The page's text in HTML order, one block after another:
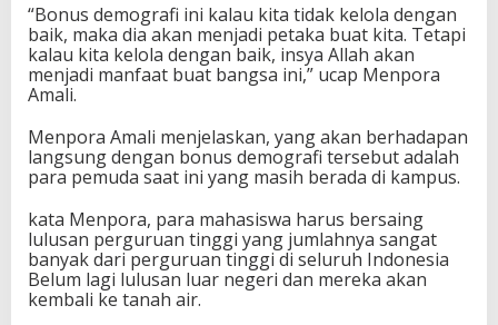
K
e
w
i
u
s
a
a
a
n
P
e
“Bonus demografi ini kalau kita tidak kelola dengan
baik, maka dia akan menjadi petaka buat kita. Tetapi
kalau kita kelola dengan baik, insya Allah akan
menjadi manfaat buat bangsa ini,” ucap Menpora
Amali.
Menpora Amali menjelaskan, yang akan berhadapan
langsung dengan bonus demografi tersebut adalah
para pemuda saat ini yang masih berada di kampus.
kata Menpora, para mahasiswa harus bersaing
lulusan perguruan tinggi yang jumlahnya sangat
banyak dari perguruan tinggi di seluruh Indonesia
Belum lagi lulusan luar negeri dan mereka akan
kembali ke tanah air.